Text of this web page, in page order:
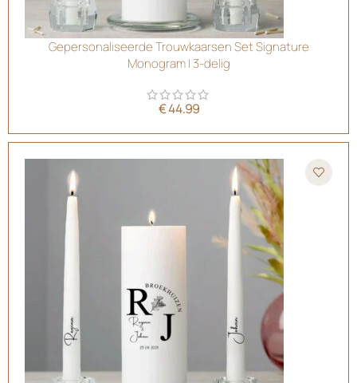
Gepersonaliseerde Trouwkaarsen Set Signature
Monogram | 3-delig
€44.99